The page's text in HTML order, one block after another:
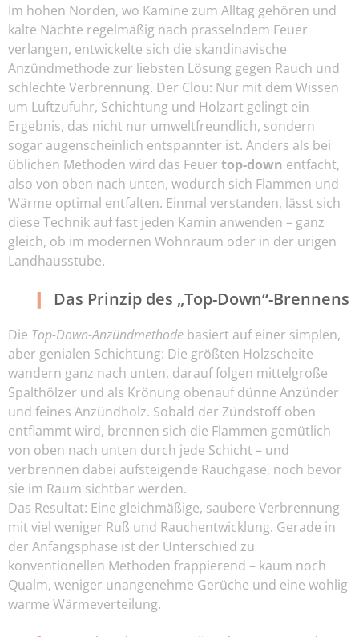
Im hohen Norden, wo Kamine zum Alltag gehören und
kalte Nächte regelmäßig nach prasselndem Feuer
verlangen, entwickelte sich die skandinavische
Anzündmethode zur liebsten Lösung gegen Rauch und
schlechte Verbrennung. Der Clou: Nur mit dem Wissen
um Luftzufuhr, Schichtung und Holzart gelingt ein
Ergebnis, das nicht nur umweltfreundlich, sondern
sogar augenscheinlich entspannter ist. Anders als bei
üblichen Methoden wird das Feuer top-down entfacht,
also von oben nach unten, wodurch sich Flammen und
Wärme optimal entfalten. Einmal verstanden, lässt sich
diese Technik auf fast jeden Kamin anwenden – ganz
gleich, ob im modernen Wohnraum oder in der urigen
Landhausstube.
Das Prinzip des „Top-Down“-Brennens
Die Top-Down-Anzündmethode basiert auf einer simplen,
aber genialen Schichtung: Die größten Holzscheite
wandern ganz nach unten, darauf folgen mittelgroße
Spalthölzer und als Krönung obenauf dünne Anzünder
und feines Anzündholz. Sobald der Zündstoff oben
entflammt wird, brennen sich die Flammen gemütlich
von oben nach unten durch jede Schicht – und
verbrennen dabei aufsteigende Rauchgase, noch bevor
sie im Raum sichtbar werden.
Das Resultat: Eine gleichmäßige, saubere Verbrennung
mit viel weniger Ruß und Rauchentwicklung. Gerade in
der Anfangsphase ist der Unterschied zu
konventionellen Methoden frappierend – kaum noch
Qualm, weniger unangenehme Gerüche und eine wohlig
warme Wärmeverteilung.